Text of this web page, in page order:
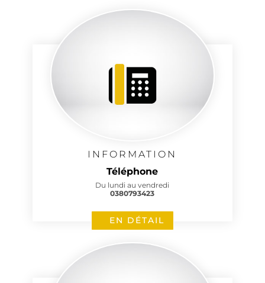
INFORMATION
Téléphone
Du lundi au vendredi
0380793423
EN DÉTAIL